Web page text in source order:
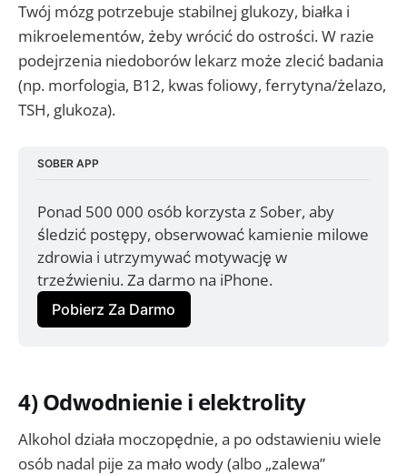
Twój mózg potrzebuje stabilnej glukozy, białka i
mikroelementów, żeby wrócić do ostrości. W razie
podejrzenia niedoborów lekarz może zlecić badania
(np. morfologia, B12, kwas foliowy, ferrytyna/żelazo,
TSH, glukoza).
SOBER APP
Ponad 500 000 osób korzysta z Sober, aby
śledzić postępy, obserwować kamienie milowe
zdrowia i utrzymywać motywację w
trzeźwieniu. Za darmo na iPhone.
Pobierz Za Darmo
4) Odwodnienie i elektrolity
Alkohol działa moczopędnie, a po odstawieniu wiele
osób nadal pije za mało wody (albo „zalewa”